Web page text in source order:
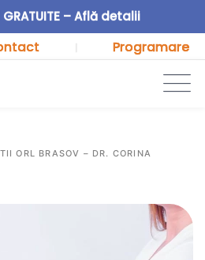
– Află detalii
Programare
ORL BRASOV – DR. CORINA